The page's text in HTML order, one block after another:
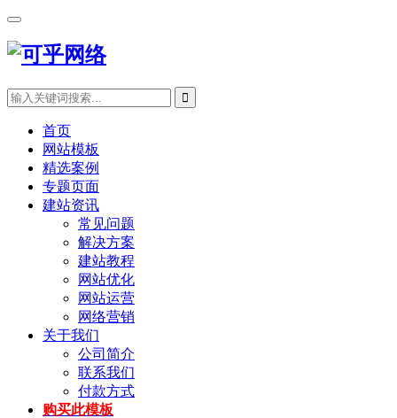
首页
网站模板
精选案例
专题页面
建站资讯
常见问题
解决方案
建站教程
网站优化
网站运营
网络营销
关于我们
公司简介
联系我们
付款方式
购买此模板